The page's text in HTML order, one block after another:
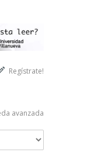
Regístrate!
avanzada